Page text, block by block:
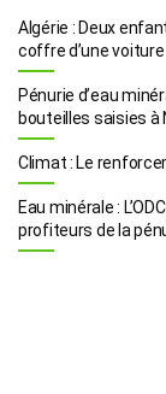
Algérie : Deux
coffre d’une voiture
Pénurie d’eau
bouteilles saisies à
Climat : Le
Eau minérale :
profiteurs de la